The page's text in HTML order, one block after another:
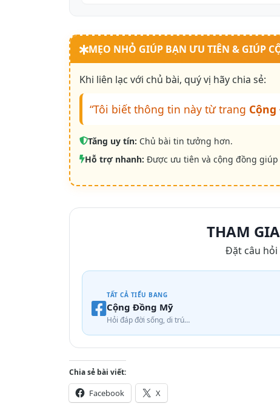
MẸO NHỎ GIÚP BẠN ƯU TIÊN & GIÚP
Khi liên lạc với chủ bài, quý vị hãy chia sẻ:
“Tôi biết thông tin này từ trang
Tăng uy tín: Chủ bài tin tưởng hơn.
Hỗ trợ nhanh: Được ưu tiên và cộng đồng giúp
THAM
Đặt câu
TẤT CẢ TIỂU BANG
Cộng Đồng Mỹ
Hỏi đáp đời sống, di trú…
Chia sẻ bài viết:
Facebook X